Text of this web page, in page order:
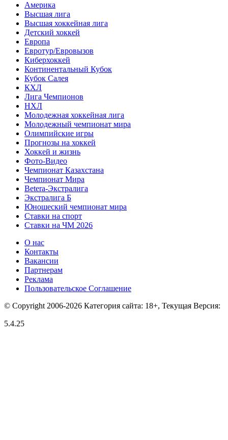
Америка
Высшая лига
Высшая хоккейная лига
Детский хоккей
Европа
Евротур/Евровызов
Киберхоккей
Континентальный Кубок
Кубок Салея
КХЛ
Лига Чемпионов
НХЛ
Молодежная хоккейная лига
Молодежный чемпионат мира
Олимпийские игры
Прогнозы на хоккей
Хоккей и жизнь
Фото-Видео
Чемпионат Казахстана
Чемпионат Мира
Betera-Экстралига
Экстралига Б
Юношеский чемпионат мира
Ставки на спорт
Ставки на ЧМ 2026
О нас
Контакты
Вакансии
Партнерам
Реклама
Пользовательское Соглашение
© Copyright 2006-2026 Категория сайта: 18+, Текущая Версия:
5.4.25